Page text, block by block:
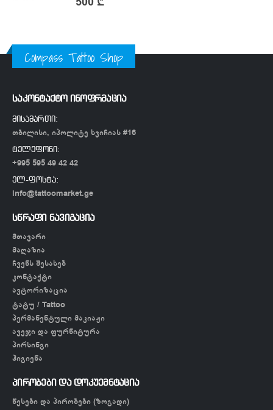
Compass Tattoo Shop
საკონტაქტო ინოფრმაცია
მისამართი:
თბილისი, იპოლიტე ხვიჩიას #16
ტელეფონი:
+995 595 49 42 42
ელ-ფოსტა:
info@tattoomarket.ge
სწრაფი ნავიგაცია
მთავარი
მაღაზია
ჩვენს შესახებ
კონტაქტი
ავტორიზაცია
ტატუ / Tattoo
პერმანენტული მაკიაჟი
ავეჯი და ფურნიტურა
პირსინგი
ჰიგიენა
პირობები და დოკუემნტაცია
წესები და პირობები (ზოგადი)